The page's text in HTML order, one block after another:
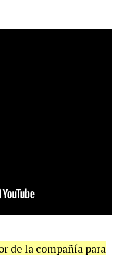
de la compañía para